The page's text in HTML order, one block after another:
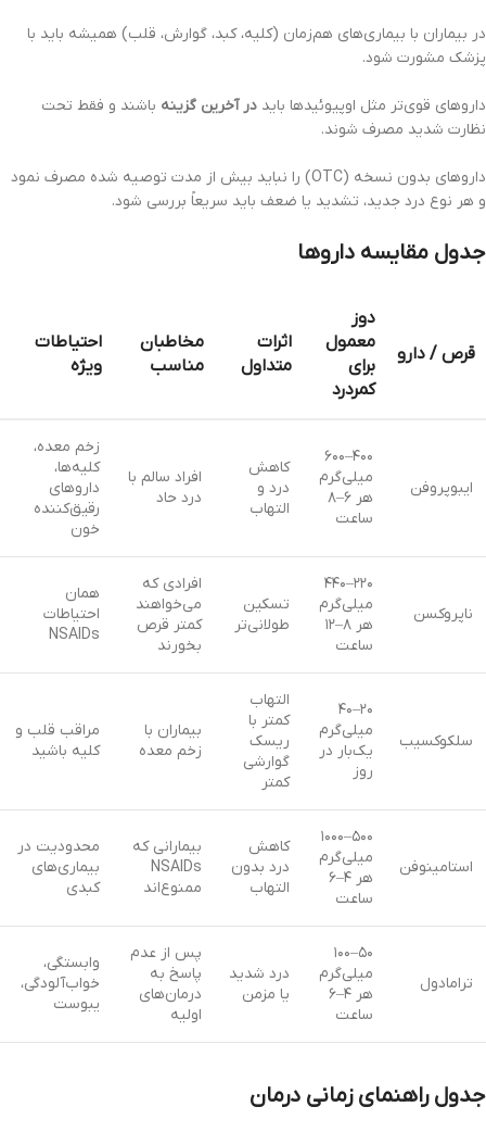
در بیماران با بیماری‌های هم‌زمان (کلیه، کبد، گوارش، قلب) همیشه باید با
پزشک مشورت شود.
داروهای قوی‌تر مثل اوپیوئیدها باید در آخرین گزینه باشند و فقط تحت
نظارت شدید مصرف شوند.
داروهای بدون نسخه (OTC) را نباید بیش از مدت توصیه شده مصرف نمود
و هر نوع درد جدید، تشدید یا ضعف باید سریعاً بررسی شود.
جدول مقایسه داروها
قرص / دارو
دوز
معمول
برای
کمردرد
اثرات
متداول
مخاطبان
مناسب
احتیاطات
ویژه
ایبوپروفن
۴۰۰–۶۰۰
میلی‌گرم
هر ۶–۸
ساعت
کاهش
درد و
التهاب
افراد سالم با
درد حاد
زخم معده،
کلیه‌ها،
داروهای
رقیق‌کننده
خون
ناپروکسن
۲۲۰–۴۴۰
میلی‌گرم
هر ۸–۱۲
ساعت
تسکین
طولانی‌تر
افرادی که
می‌خواهند
کمتر قرص
بخورند
همان
احتیاطات
NSAIDs
سلکوکسیب
۲۰–۴۰
میلی‌گرم
یک‌بار در
روز
التهاب
کمتر با
ریسک
گوارشی
کمتر
بیماران با
زخم معده
مراقب قلب و
کلیه باشید
استامینوفن
۵۰۰–۱۰۰۰
میلی‌گرم
هر ۴–۶
ساعت
کاهش
درد بدون
التهاب
بیمارانی که
NSAIDs
ممنوع‌اند
محدودیت در
بیماری‌های
کبدی
ترامادول
۵۰–۱۰۰
میلی‌گرم
هر ۴–۶
ساعت
درد شدید
یا مزمن
پس از عدم
پاسخ به
درمان‌های
اولیه
وابستگی،
خواب‌آلودگی،
یبوست
جدول راهنمای زمانی درمان